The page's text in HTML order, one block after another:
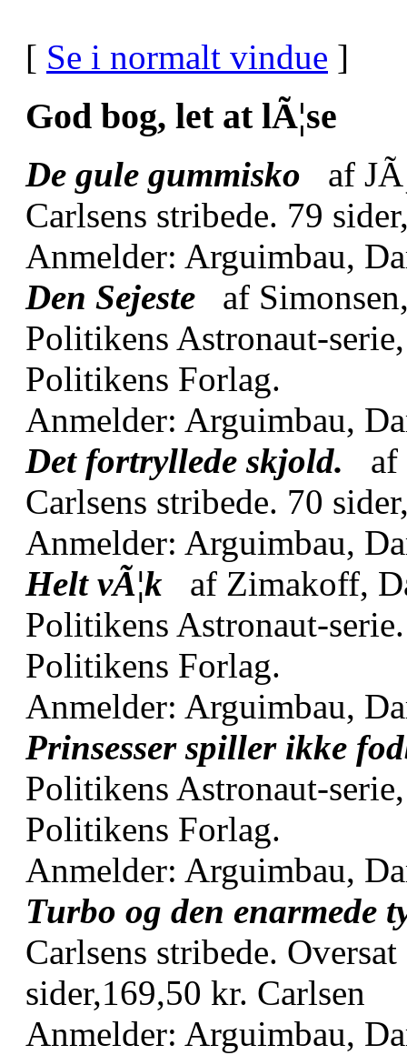
[ Se i normalt vindue ]
God bog, let at lÃ¦se
De gule gummisko af
Carlsens stribede. 79
Anmelder: Arguimbau,
Den Sejeste af
Politikens Astronaut-
Politikens Forlag.
Anmelder: Arguimbau,
Det fortryllede skjold.
Carlsens stribede. 70
Anmelder: Arguimbau,
Helt vÃ¦k af Zimakoff,
Politikens Astronaut-
Politikens Forlag.
Anmelder: Arguimbau,
Prinsesser spiller ikke
Politikens Astronaut-
Politikens Forlag.
Anmelder: Arguimbau,
Turbo og den enarmede
Carlsens stribede.
sider,169,50 kr. Carlsen
Anmelder: Arguimbau,